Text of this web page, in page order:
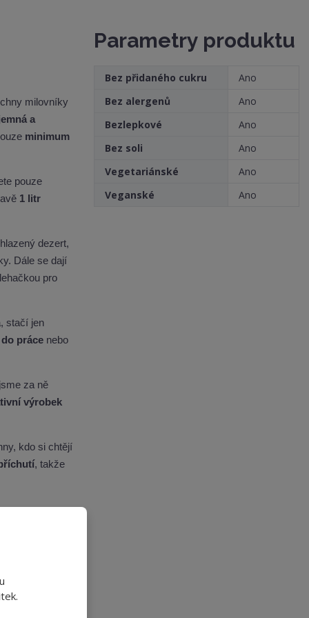
milovníky
a
minimum
pouze
1 litr
dezert,
Dále se dají
pro
stačí jen
práce nebo
za ně
výrobek
kdo si chtějí
, takže
dezert
Parametry produktu
Bez přidaného cukru
Ano
Bez alergenů
Ano
Bezlepkové
Ano
Bez soli
Ano
Vegetariánské
Ano
Veganské
Ano